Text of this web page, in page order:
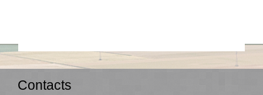
Contacts